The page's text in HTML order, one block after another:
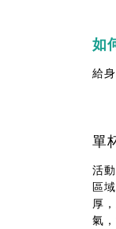
如
給
單
活
區
厚
氣